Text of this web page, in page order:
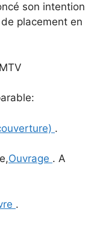
son intention
placement en
.
Ouvrage . A
.